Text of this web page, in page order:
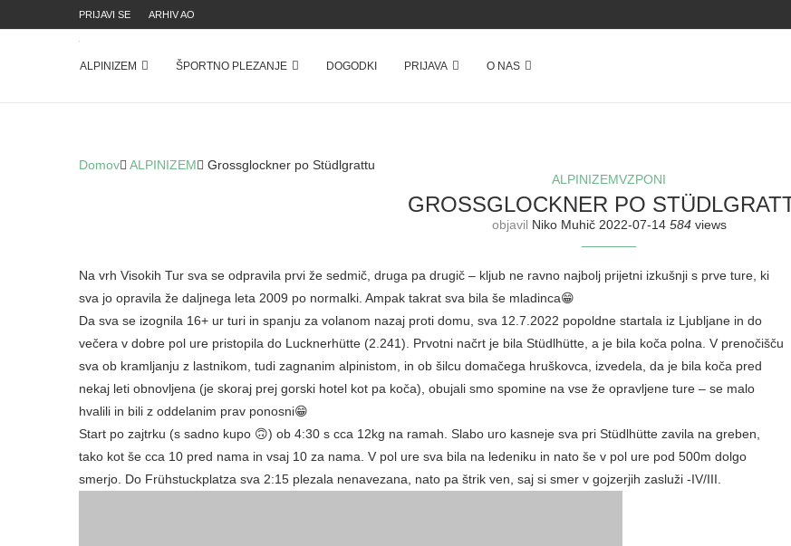
PRIJAVI SE ARHIV AO
ALPINIZEM ŠPORTNO PLEZANJE DOGODKI PRIJAVA O NAS
Domov ALPINIZEM
Grossglockner po Stüdlgrattu
ALPINIZEMVZPONI
GROSSGLOCKNER PO STÜDLGRATTU
objavilNiko Muhič 2022-07-14 584views
Na vrh Visokih Tur sva se odpravila prvi že sedmič, druga pa drugič – kljub ne ravno najbolj prijetni izkušnji s prve ture, ki sva
jo opravila že daljnega leta 2009 po normalki. Ampak takrat sva bila še mladinca😁
Da sva se izognila 16+ ur turi in spanju za volanom nazaj proti domu, sva 12.7.2022 popoldne startala iz Ljubljane in do
večera v dobre pol ure pristopila do Lucknerhütte (2.241). Prvotni načrt je bila Stüdlhütte, a je bila koča polna. V prenočišču sva
ob kramljanju z lastnikom, tudi zagnanim alpinistom, in ob šilcu domačega hruškovca, izvedela, da je bila koča pred nekaj leti
obnovljena (je skoraj prej gorski hotel kot pa koča), obujali smo spomine na vse že opravljene ture – se malo hvalili in bili z
oddelanim prav ponosni😁
Start po zajtrku (s sadno kupo 🙃) ob 4:30 s cca 12kg na ramah. Slabo uro kasneje sva pri Stüdlhütte zavila na greben, tako
kot še cca 10 pred nama in vsaj 10 za nama. V pol ure sva bila na ledeniku in nato še v pol ure pod 500m dolgo smerjo. Do
Frühstuckplatza sva 2:15 plezala nenavezana, nato pa štrik ven, saj si smer v gojzerjih zasluži -IV/III.